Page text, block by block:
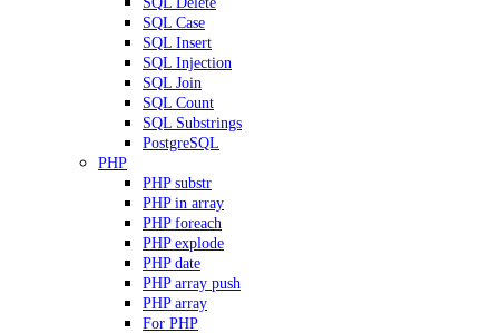
SQL Case
SQL Insert
SQL Injection
SQL Join
SQL Count
SQL Substrings
PostgreSQL
PHP
PHP substr
PHP in array
PHP foreach
PHP explode
PHP date
PHP array push
PHP array
For PHP